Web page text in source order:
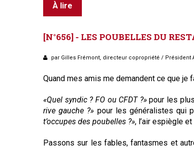
À lire
[N°656] - LES POUBELLES DU
par Gilles Frémont, directeur copropriété / Président
Quand mes amis me demandent ce que
«Quel syndic ? FO ou CFDT ?»pour les
rive gauche ?» pour les généralistes qui
t’occupes des poubelles ?», l’air espiègle
Passons sur les fables, fantasmes et